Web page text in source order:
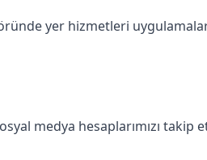
yer hizmetleri
medya hesaplarımızı takip